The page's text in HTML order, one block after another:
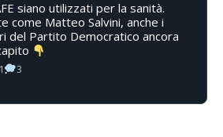
siano utilizzati per la sanità.
come Matteo Salvini, anche i
del Partito Democratico ancora
1 3